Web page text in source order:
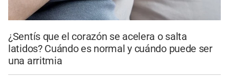
¿Sentís que el corazón se acelera o salta
latidos? Cuándo es normal y cuándo puede ser
una arritmia